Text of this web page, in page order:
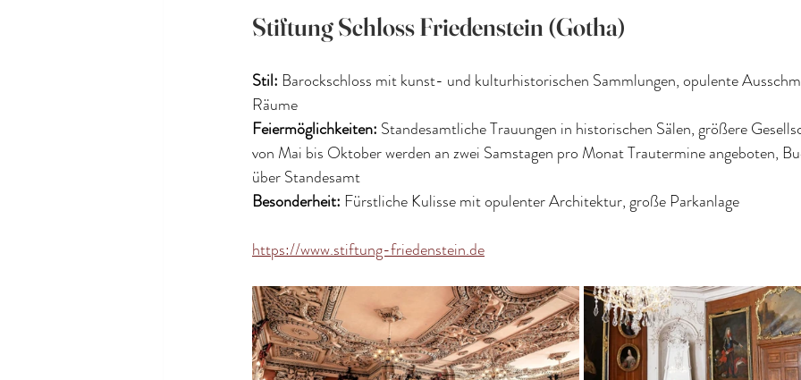
Stiftung Schloss Friedenstein (Gotha)
Stil: Barockschloss mit kunst- und kulturhistorischen Sammlungen, opulente
Räume
Feiermöglichkeiten: Standesamtliche Trauungen in historischen Sälen, größere
von Mai bis Oktober werden an zwei Samstagen pro Monat Trautermine angeboten,
über Standesamt
Besonderheit: Fürstliche Kulisse mit opulenter Architektur, große Parkanlage
https://www.stiftung-friedenstein.de